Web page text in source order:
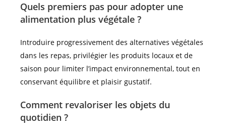
Quels premiers pas pour adopter une
alimentation plus végétale ?
Introduire progressivement des alternatives végétales
dans les repas, privilégier les produits locaux et de
saison pour limiter l’impact environnemental, tout en
conservant équilibre et plaisir gustatif.
Comment revaloriser les objets du
quotidien ?